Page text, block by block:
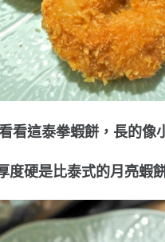
看這泰拳蝦餅，長的像
度硬是比泰式的月亮蝦